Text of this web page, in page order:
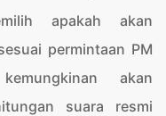
apakah akan
permintaan PM
akan
suara resmi